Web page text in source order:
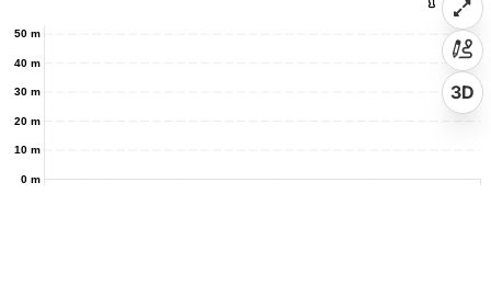
0 m
10 m
20 m
30 m
40 m
50 m
3D